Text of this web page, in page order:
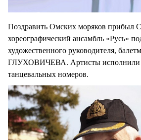
Поздравить Омских моряков прибыл
хореографический ансамбль «Русь»
художественного руководителя,
ГЛУХОВИЧЕВА. Артисты исполнили
танцевальных номеров.